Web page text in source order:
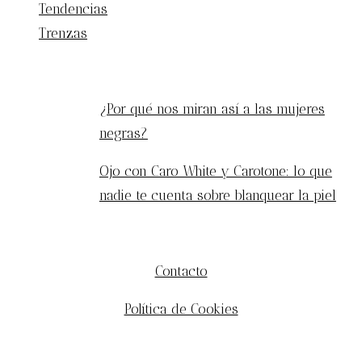
Tendencias
Trenzas
¿Por qué nos miran así a las mujeres
negras?
Ojo con Caro White y Carotone: lo que
nadie te cuenta sobre blanquear la piel
Contacto
Política de Cookies